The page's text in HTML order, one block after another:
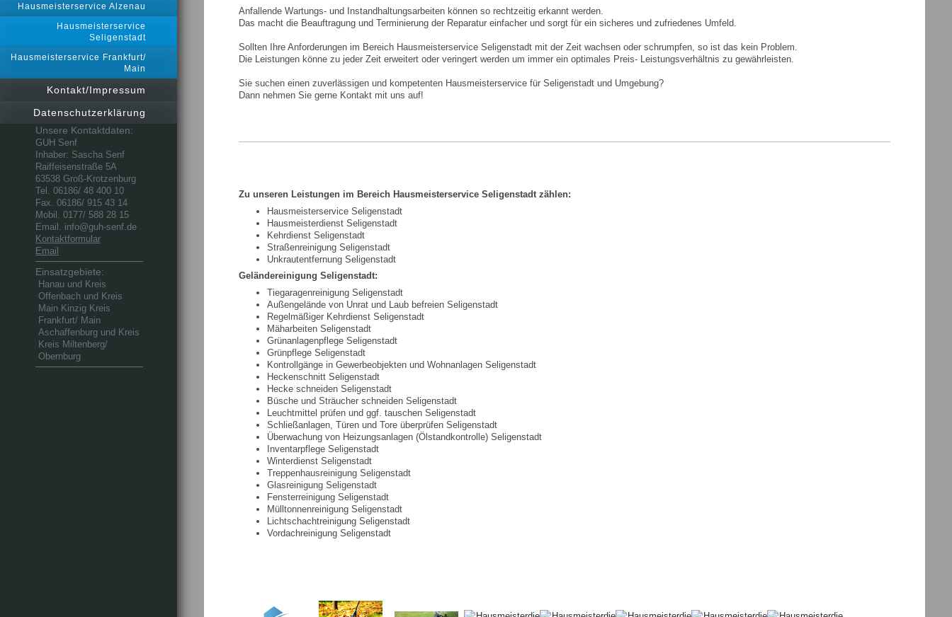
Hausmeisterservice Alzenau
Hausmeisterservice
Seligenstadt
Hausmeisterservice Frankfurt/
Main
Kontakt/Impressum
Datenschutzerklärung
Unsere Kontaktdaten:
GUH Senf
Inhaber: Sascha Senf
Raiffeisenstraße 5A
63538 Groß-Krotzenburg
Tel. 06186/ 48 400 10
Fax. 06186/ 915 43 14
Mobil. 0177/ 588 28 15
Email. info@guh-senf.de
Kontaktformular
Email
Einsatzgebiete:
Hanau und Kreis
Offenbach und Kreis
Main Kinzig Kreis
Frankfurt/ Main
Aschaffenburg und Kreis
Kreis Miltenberg/
Obernburg
Anfallende Wartungs- und Instandhaltungsarbeiten können so rechtzeitig erkannt werden.
Das macht die Beauftragung und Terminierung der Reparatur einfacher und sorgt für ein sicheres und zufriedenes Umfeld.
Sollten Ihre Anforderungen im Bereich Hausmeisterservice Seligenstadt mit der Zeit wachsen oder schrumpfen, so ist das kein Problem.
Die Leistungen könne zu jeder Zeit erweitert oder veringert werden um immer ein optimales Preis- Leistungsverhältnis zu gewährleisten.
Sie suchen einen zuverlässigen und kompetenten Hausmeisterservice für Seligenstadt und Umgebung?
Dann nehmen Sie gerne Kontakt mit uns auf!
Zu unseren Leistungen im Bereich Hausmeisterservice Seligenstadt zählen:
Hausmeisterservice Seligenstadt
Hausmeisterdienst Seligenstadt
Kehrdienst Seligenstadt
Straßenreinigung Seligenstadt
Unkrautentfernung Seligenstadt
Geländereinigung Seligenstadt:
Tiegaragenreinigung Seligenstadt
Außengelände von Unrat und Laub befreien Seligenstadt
Regelmäßiger Kehrdienst Seligenstadt
Mäharbeiten Seligenstadt
Grünanlagenpflege Seligenstadt
Grünpflege Seligenstadt
Kontrollgänge in Gewerbeobjekten und Wohnanlagen Seligenstadt
Heckenschnitt Seligenstadt
Hecke schneiden Seligenstadt
Büsche und Sträucher schneiden Seligenstadt
Leuchtmittel prüfen und ggf. tauschen Seligenstadt
Schließanlagen, Türen und Tore überprüfen Seligenstadt
Überwachung von Heizungsanlagen (Ölstandkontrolle) Seligenstadt
Inventarpflege Seligenstadt
Winterdienst Seligenstadt
Treppenhausreinigung Seligenstadt
Glasreinigung Seligenstadt
Fensterreinigung Seligenstadt
Mülltonnenreinigung Seligenstadt
Lichtschachtreinigung Seligenstadt
Vordachreinigung Seligenstadt